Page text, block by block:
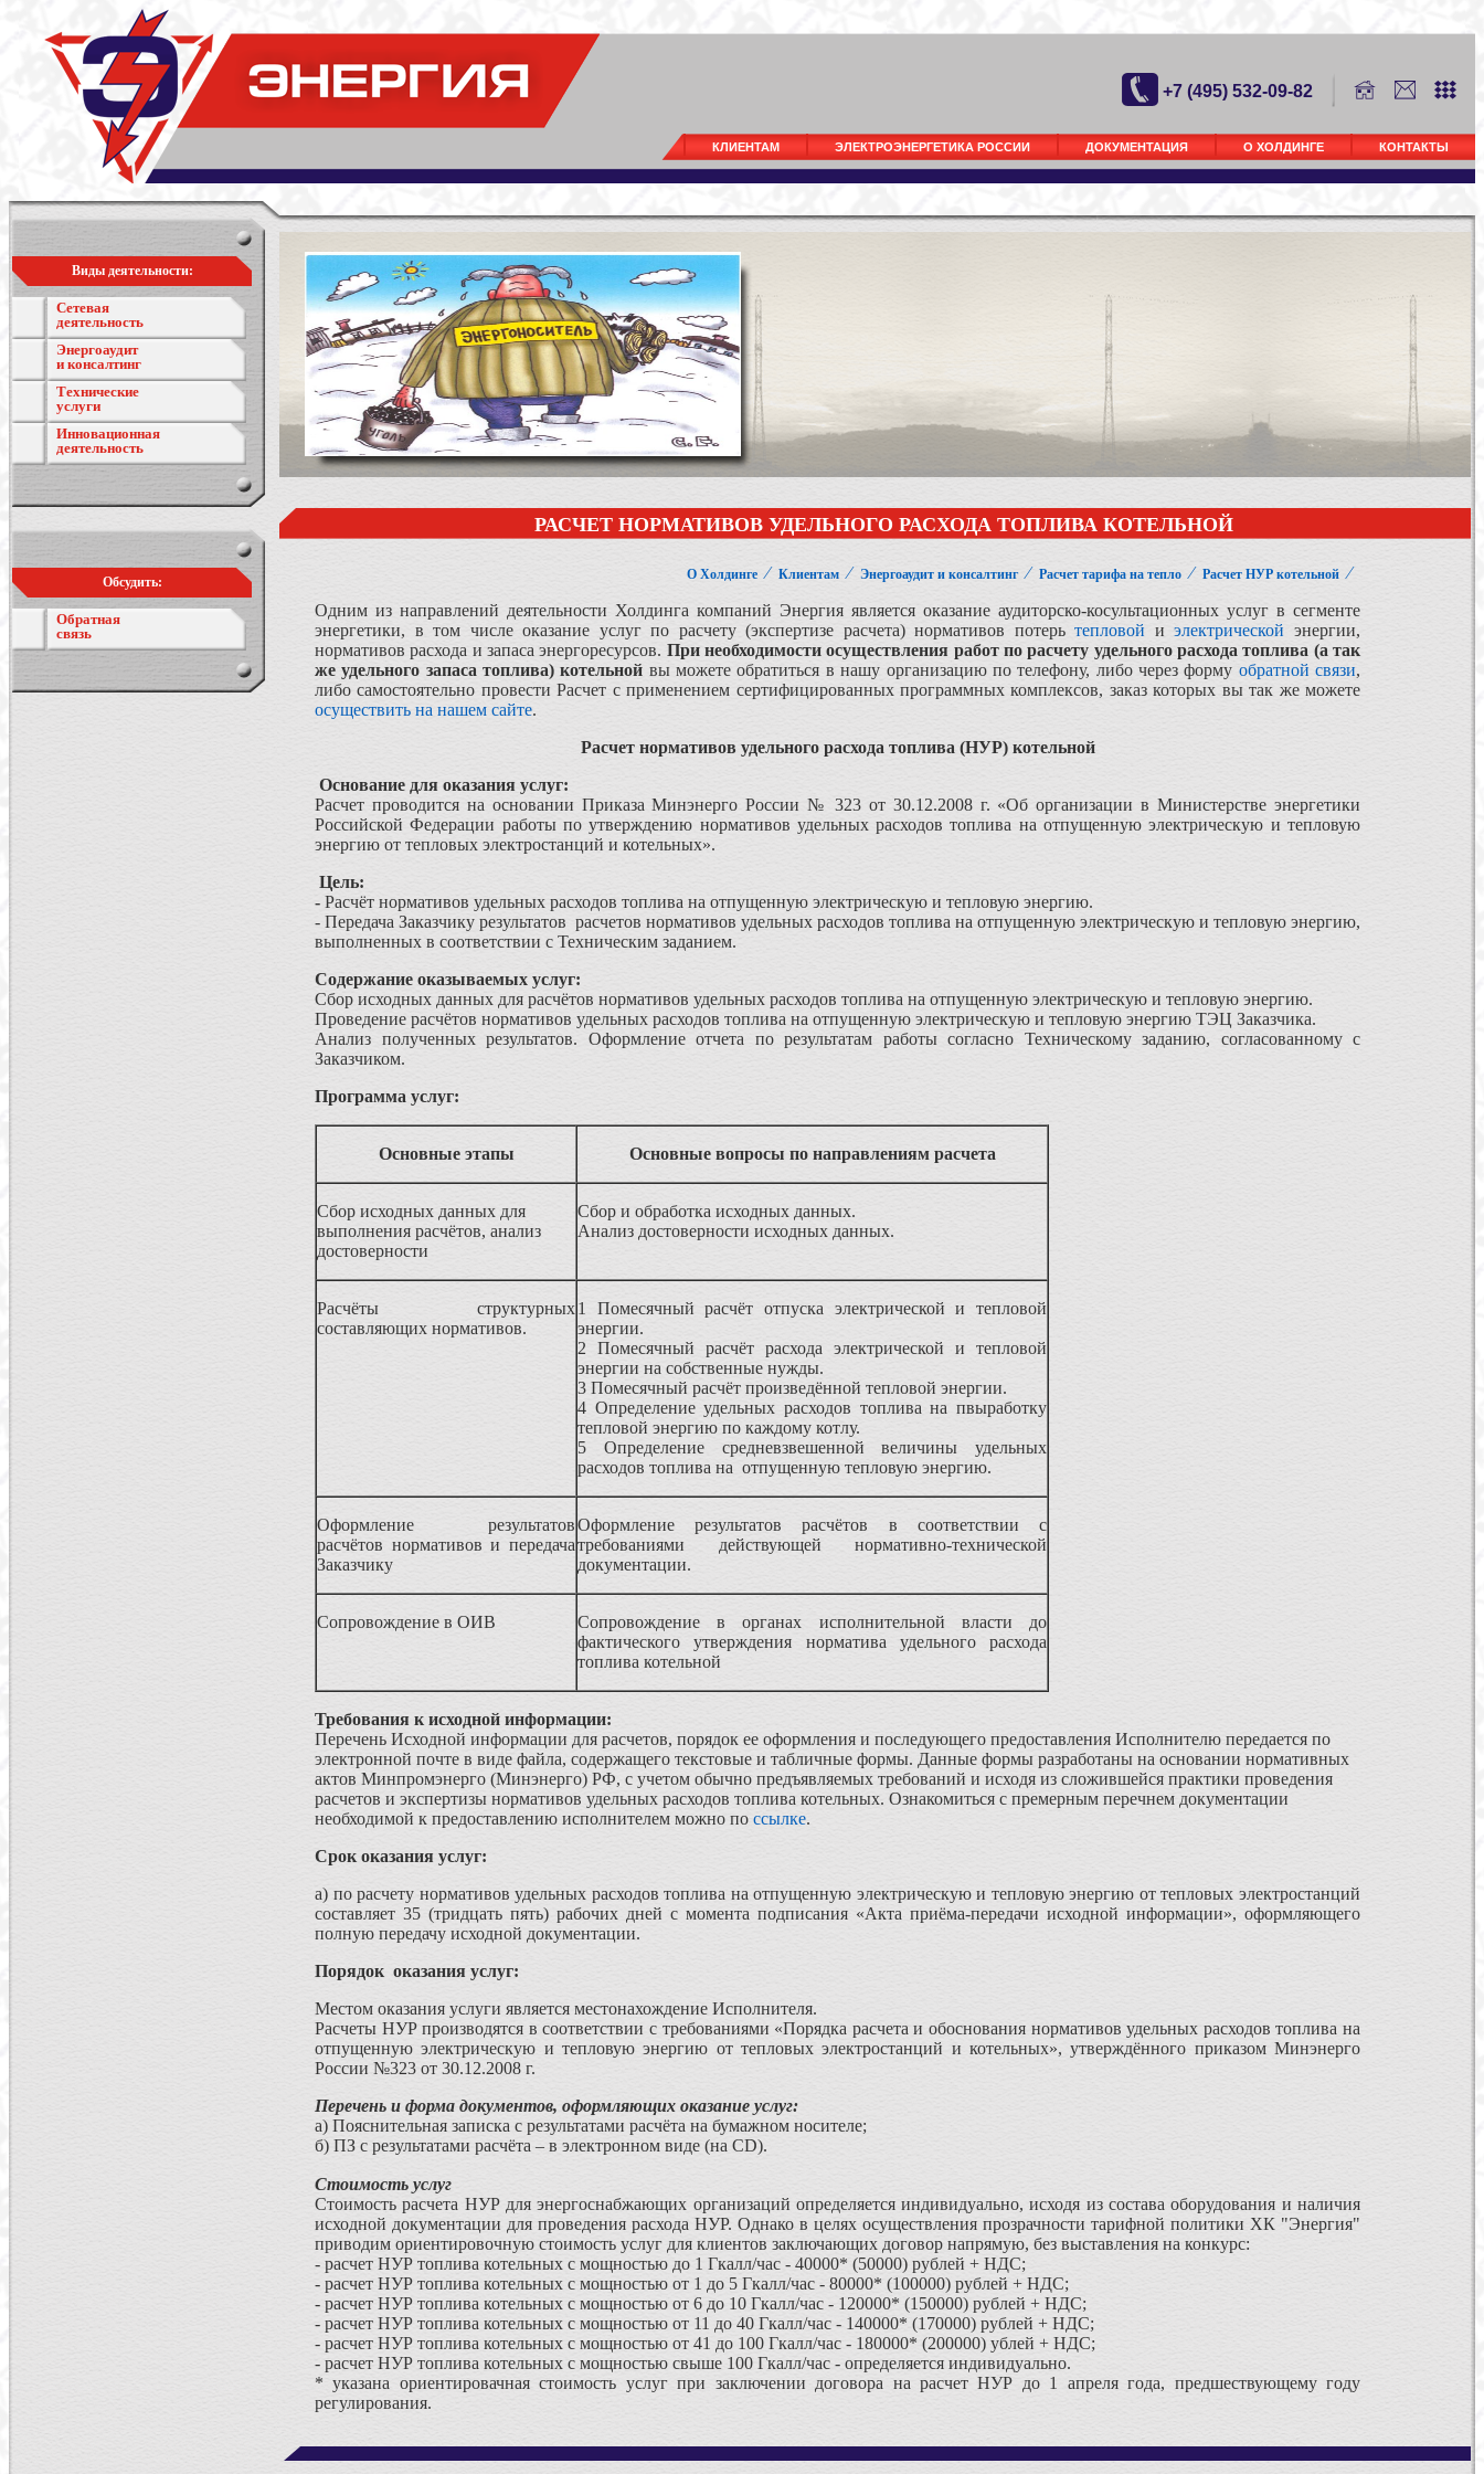
+7 (495) 532-09-82
КЛИЕНТАМ ЭЛЕКТРОЭНЕРГЕТИКА РОССИИ ДОКУМЕНТАЦИЯ О ХОЛДИНГЕ КОНТАКТЫ
Виды деятельности:
Сетевая
деятельность
Энергоаудит
и консалтинг
Технические
услуги
Инновационная
деятельность
Обсудить:
Обратная
связь
РАСЧЕТ НОРМАТИВОВ УДЕЛЬНОГО РАСХОДА ТОПЛИВА КОТЕЛЬНОЙ
О Холдинге ⁄ Клиентам ⁄ Энергоаудит и консалтинг⁄ Расчет тарифа на тепло ⁄ Расчет НУР котельной ⁄
Одним из направлений деятельности Холдинга компаний Энергия является оказание аудиторско-косультационных услуг в сегменте
энергетики, в том числе оказание услуг по расчету (экспертизе расчета) нормативов потерьтепловой иэлектрической энергии,
нормативов расхода и запаса энергоресурсов. При необходимости осуществления работ по расчету удельного расхода топлива (а так
же удельного запаса топлива) котельной вы можете обратиться в нашу организацию по телефону, либо через форму обратной связи,
либо самостоятельно провести Расчет с применением сертифицированных программных комплексов, заказ которых вы так же можете
осуществить на нашем сайте.
Расчет нормативов удельного расхода топлива (НУР) котельной
Основание для оказания услуг:
Расчет проводится на основании Приказа Минэнерго России № 323 от 30.12.2008 г. «Об организации в Министерстве энергетики
Российской Федерации работы по утверждению нормативов удельных расходов топлива на отпущенную электрическую и тепловую
энергию от тепловых электростанций и котельных».
Цель:
- Расчёт нормативов удельных расходов топлива на отпущенную электрическую и тепловую энергию.
- Передача Заказчику результатов расчетов нормативов удельных расходов топлива на отпущенную электрическую и тепловую энергию,
выполненных в соответствии с Техническим заданием.
Содержание оказываемых услуг:
Сбор исходных данных для расчётов нормативов удельных расходов топлива на отпущенную электрическую и тепловую энергию.
Проведение расчётов нормативов удельных расходов топлива на отпущенную электрическую и тепловую энергию ТЭЦ Заказчика.
Анализ полученных результатов. Оформление отчета по результатам работы согласно Техническому заданию, согласованному с
Заказчиком.
Программа услуг:
Основные этапы Основные вопросы по направлениям расчета
Сбор исходных данных для
выполнения расчётов, анализ
достоверности
Сбор и обработка исходных данных.
Анализ достоверности исходных данных.
Расчёты структурных
составляющих нормативов.
1 Помесячный расчёт отпуска электрической и тепловой
энергии.
2 Помесячный расчёт расхода электрической и тепловой
энергии на собственные нужды.
3 Помесячный расчёт произведённой тепловой энергии.
4 Определение удельных расходов топлива на пвыработку
тепловой энергию по каждому котлу.
5 Определение средневзвешенной величины удельных
расходов топлива на отпущенную тепловую энергию.
Оформление результатов
расчётов нормативов и передача
Заказчику
Оформление результатов расчётов в соответствии с
требованиями действующей нормативно-технической
документации.
Сопровождение в ОИВ
Сопровождение в органах исполнительной власти до
фактического утверждения норматива удельного расхода
топлива котельной
Требования к исходной информации:
Перечень Исходной информации для расчетов, порядок ее оформления и последующего предоставления Исполнителю передается по
электронной почте в виде файла, содержащего текстовые и табличные формы. Данные формы разработаны на основании нормативных
актов Минпромэнерго (Минэнерго) РФ, с учетом обычно предъявляемых требований и исходя из сложившейся практики проведения
расчетов и экспертизы нормативов удельных расходов топлива котельных. Ознакомиться с премерным перечнем документации
необходимой к предоставлению исполнителем можно по ссылке.
Срок оказания услуг:
а) по расчету нормативов удельных расходов топлива на отпущенную электрическую и тепловую энергию от тепловых электростанций
составляет 35 (тридцать пять) рабочих дней с момента подписания «Акта приёма-передачи исходной информации», оформляющего
полную передачу исходной документации.
Порядок оказания услуг:
Местом оказания услуги является местонахождение Исполнителя.
Расчеты НУР производятся в соответствии с требованиями «Порядка расчета и обоснования нормативов удельных расходов топлива на
отпущенную электрическую и тепловую энергию от тепловых электростанций и котельных», утверждённого приказом Минэнерго
России №323 от 30.12.2008 г.
Перечень и форма документов, оформляющих оказание услуг:
а) Пояснительная записка с результатами расчёта на бумажном носителе;
б) ПЗ с результатами расчёта – в электронном виде (на CD).
Стоимость услуг
Стоимость расчета НУР для энергоснабжающих организаций определяется индивидуально, исходя из состава оборудования и наличия
исходной документации для проведения расхода НУР. Однако в целях осуществления прозрачности тарифной политики ХК "Энергия"
приводим ориентировочную стоимость услуг для клиентов заключающих договор напрямую, без выставления на конкурс:
- расчет НУР топлива котельных с мощностью до 1 Гкалл/час - 40000* (50000) рублей + НДС;
- расчет НУР топлива котельных с мощностью от 1 до 5 Гкалл/час - 80000* (100000) рублей + НДС;
- расчет НУР топлива котельных с мощностью от 6 до 10 Гкалл/час - 120000* (150000) рублей + НДС;
- расчет НУР топлива котельных с мощностью от 11 до 40 Гкалл/час - 140000* (170000) рублей + НДС;
- расчет НУР топлива котельных с мощностью от 41 до 100 Гкалл/час - 180000* (200000) ублей + НДС;
- расчет НУР топлива котельных с мощностью свыше 100 Гкалл/час - определяется индивидуально.
* указана ориентировачная стоимость услуг при заключении договора на расчет НУР до 1 апреля года, предшествующему году
регулирования.